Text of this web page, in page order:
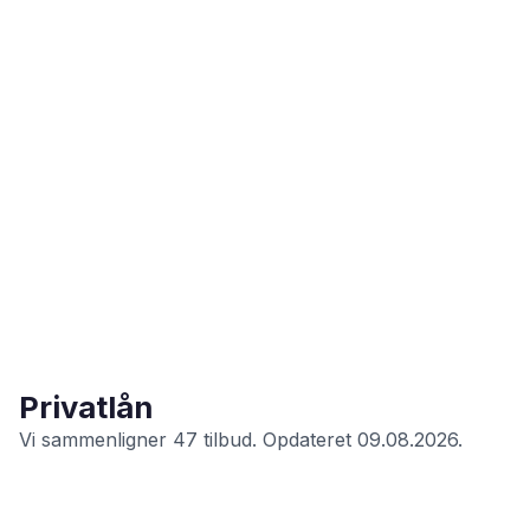
Privatlån
Vi sammenligner 47 tilbud. Opdateret 09.08.2026.